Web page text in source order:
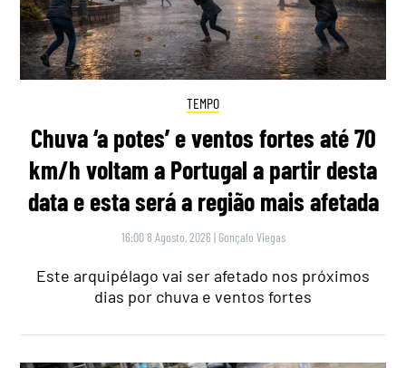
TEMPO
Chuva ‘a potes’ e ventos fortes até 70
km/h voltam a Portugal a partir desta
data e esta será a região mais afetada
16:00 8 Agosto, 2026 | Gonçalo Viegas
Este arquipélago vai ser afetado nos próximos
dias por chuva e ventos fortes